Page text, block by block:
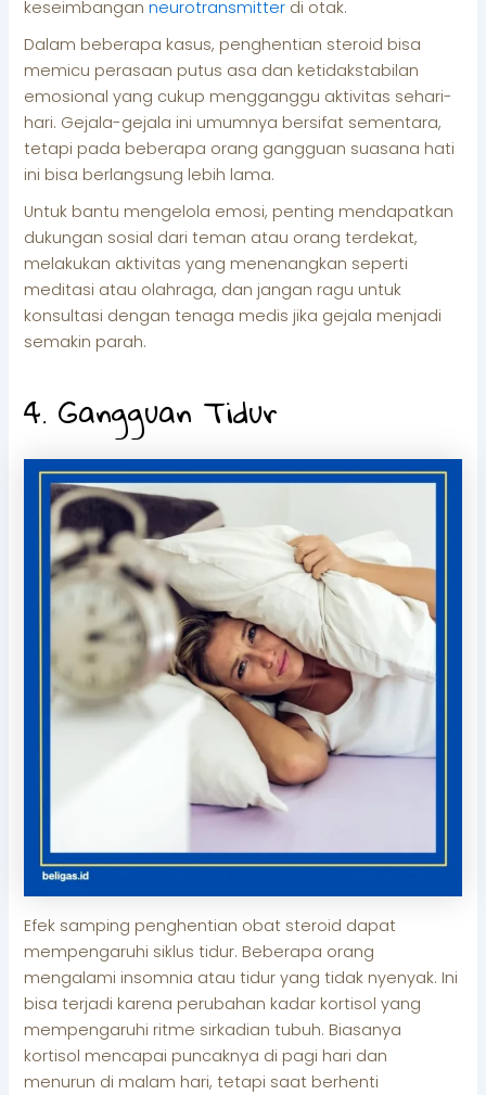
keseimbanganneurotransmitter di otak.
Dalam beberapa kasus, penghentian steroid bisa
memicu perasaan putus asa dan ketidakstabilan
emosional yang cukup mengganggu aktivitas sehari-
hari. Gejala-gejala ini umumnya bersifat sementara,
tetapi pada beberapa orang gangguan suasana hati
ini bisa berlangsung lebih lama.
Untuk bantu mengelola emosi, penting mendapatkan
dukungan sosial dari teman atau orang terdekat,
melakukan aktivitas yang menenangkan seperti
meditasi atau olahraga, dan jangan ragu untuk
konsultasi dengan tenaga medis jika gejala menjadi
semakin parah.
4. Gangguan Tidur
Efek samping penghentian obat steroid dapat
mempengaruhi siklus tidur. Beberapa orang
mengalami insomnia atau tidur yang tidak nyenyak. Ini
bisa terjadi karena perubahan kadar kortisol yang
mempengaruhi ritme sirkadian tubuh. Biasanya
kortisol mencapai puncaknya di pagi hari dan
menurun di malam hari, tetapi saat berhenti